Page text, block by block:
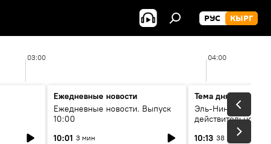
РУС КЫРГ
03:00 04:00
Ежедневные новости
Ежедневные новости. Выпуск
10:00
10:01 3 мин
Тема дня
Эль-Ниньо, жара и
действительно
погоду в
10:13 38 мин